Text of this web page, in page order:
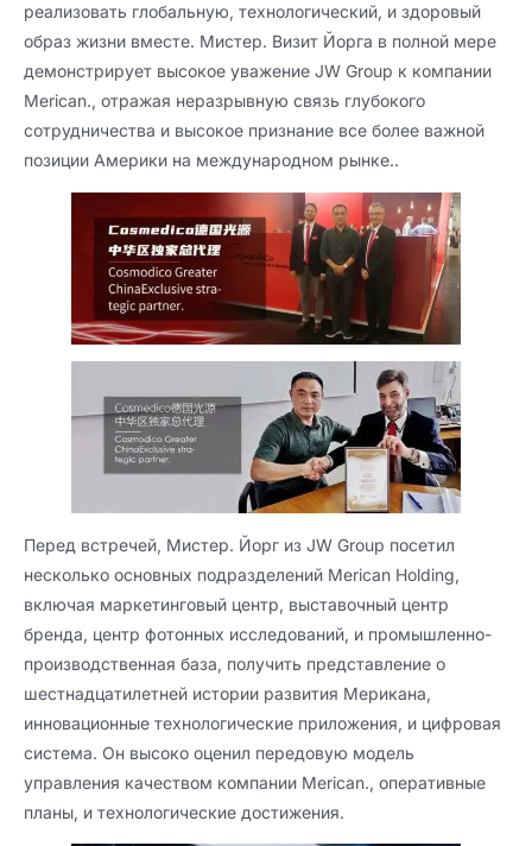
реализовать глобальную, технологический, и здоровый
образ жизни вместе. Мистер. Визит Йорга в полной мере
демонстрирует высокое уважение JW Group к компании
Merican., отражая неразрывную связь глубокого
сотрудничества и высокое признание все более важной
позиции Америки на международном рынке..
Перед встречей, Мистер. Йорг из JW Group посетил
несколько основных подразделений Merican Holding,
включая маркетинговый центр, выставочный центр
бренда, центр фотонных исследований, и промышленно-
производственная база, получить представление о
шестнадцатилетней истории развития Мерикана,
инновационные технологические приложения, и цифровая
система. Он высоко оценил передовую модель
управления качеством компании Merican., оперативные
планы, и технологические достижения.